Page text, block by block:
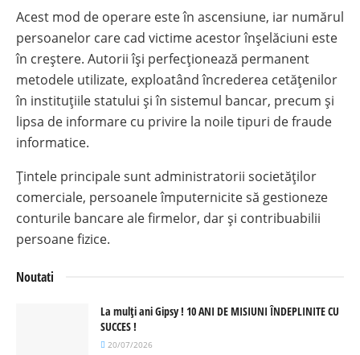
Acest mod de operare este în ascensiune, iar numărul
persoanelor care cad victime acestor înșelăciuni este
în creștere. Autorii își perfecționează permanent
metodele utilizate, exploatând încrederea cetățenilor
în instituțiile statului și în sistemul bancar, precum și
lipsa de informare cu privire la noile tipuri de fraude
informatice.
Țintele principale sunt administratorii societăților
comerciale, persoanele împuternicite să gestioneze
conturile bancare ale firmelor, dar și contribuabilii
persoane fizice.
Noutati
La mulți ani Gipsy ! 10 ANI DE MISIUNI ÎNDEPLINITE CU
SUCCES !
20/07/2026